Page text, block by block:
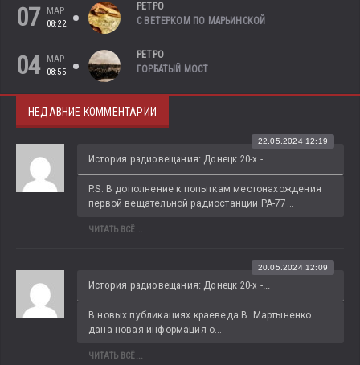
07
МАР
08:22
РЕТРО
С ВЕТЕРКОМ ПО МАРЬИНСКОЙ
04
МАР
08:55
РЕТРО
ГОРБАТЫЙ МОСТ
НЕДАВНИЕ КОММЕНТАРИИ
История радиовещания: Донецк 20-х -...
22.05.2024 12:19
P.S. В дополнение к попыткам местонахождения
первой вещательной радиостанции РА-77...
ЧИТАТЬ ВСЁ...
История радиовещания: Донецк 20-х -...
20.05.2024 12:09
В новых публикациях краеведа В. Мартыненко
дана новая информация о...
ЧИТАТЬ ВСЁ...